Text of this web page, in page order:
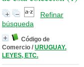
Refinar
búsqueda
Código de
Comercio / URUGUAY.
LEYES, ETC.